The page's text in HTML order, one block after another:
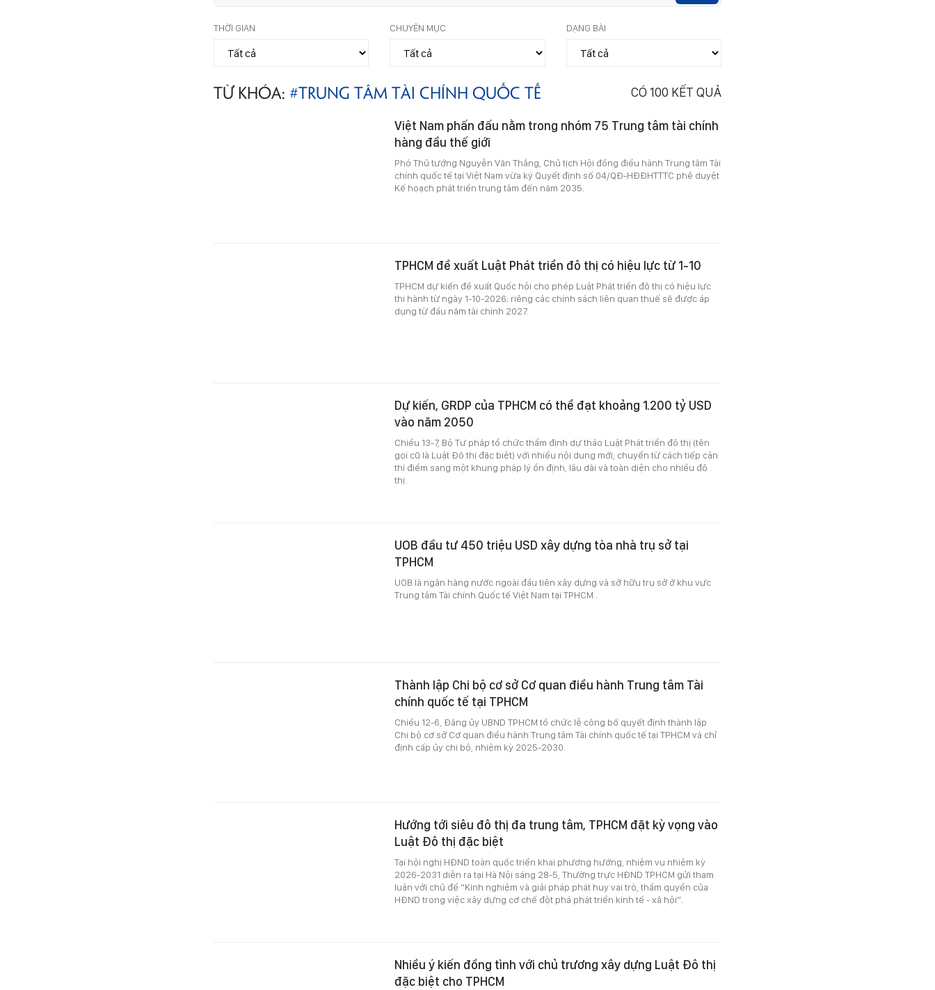
THỜI GIAN CHUYÊN MỤC DẠNG BÀI
TỪ KHÓA: #TRUNG TÂM TÀI CHÍNH QUỐC TẾ CÓ 100 KẾT QUẢ
Việt Nam phấn đấu nằm trong nhóm 75 Trung tâm tài chính
hàng đầu thế giới
Phó Thủ tướng Nguyễn Văn Thắng, Chủ tịch Hội đồng điều hành Trung tâm Tài
chính quốc tế tại Việt Nam vừa ký Quyết định số 04/QĐ-HĐĐHTTTC phê duyệt
Kế hoạch phát triển trung tâm đến năm 2035.
TPHCM đề xuất Luật Phát triển đô thị có hiệu lực từ 1-10
TPHCM dự kiến đề xuất Quốc hội cho phép Luật Phát triển đô thị có hiệu lực
thi hành từ ngày 1-10-2026; riêng các chính sách liên quan thuế sẽ được áp
dụng từ đầu năm tài chính 2027.
Dự kiến, GRDP của TPHCM có thể đạt khoảng 1.200 tỷ USD
vào năm 2050
Chiều 13-7, Bộ Tư pháp tổ chức thẩm định dự thảo Luật Phát triển đô thị (tên
gọi cũ là Luật Đô thị đặc biệt) với nhiều nội dung mới, chuyển từ cách tiếp cận
thí điểm sang một khung pháp lý ổn định, lâu dài và toàn diện cho nhiều đô
thị.
UOB đầu tư 450 triệu USD xây dựng tòa nhà trụ sở tại
TPHCM
UOB là ngân hàng nước ngoài đầu tiên xây dựng và sở hữu trụ sở ở khu vực
Trung tâm Tài chính Quốc tế Việt Nam tại TPHCM .
Thành lập Chi bộ cơ sở Cơ quan điều hành Trung tâm Tài
chính quốc tế tại TPHCM
Chiều 12-6, Đảng ủy UBND TPHCM tổ chức lễ công bố quyết định thành lập
Chi bộ cơ sở Cơ quan điều hành Trung tâm Tài chính quốc tế tại TPHCM và chỉ
định cấp ủy chi bộ, nhiệm kỳ 2025-2030.
Hướng tới siêu đô thị đa trung tâm, TPHCM đặt kỳ vọng vào
Luật Đô thị đặc biệt
Tại hội nghị HĐND toàn quốc triển khai phương hướng, nhiệm vụ nhiệm kỳ
2026-2031 diễn ra tại Hà Nội sáng 28-5, Thường trực HĐND TPHCM gửi tham
luận với chủ đề “Kinh nghiệm và giải pháp phát huy vai trò, thẩm quyền của
HĐND trong việc xây dựng cơ chế đột phá phát triển kinh tế - xã hội”.
Nhiều ý kiến đồng tình với chủ trương xây dựng Luật Đô thị
đặc biệt cho TPHCM